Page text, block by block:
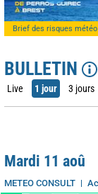
Brief des risques météo
BULLETIN
Live 1 jour 3 jours
Mardi 11 aoû
METEO CONSULT